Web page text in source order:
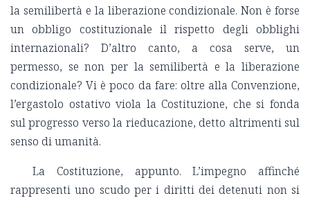
la semilibertà e la liberazione condizionale. Non è forse
un obbligo costituzionale il rispetto degli obblighi
internazionali? D’altro canto, a cosa serve, un
permesso, se non per la semilibertà e la liberazione
condizionale? Vi è poco da fare: oltre alla Convenzione,
l’ergastolo ostativo viola la Costituzione, che si fonda
sul progresso verso la rieducazione, detto altrimenti sul
senso di umanità.
La Costituzione, appunto. L’impegno affinché
rappresenti uno scudo per i diritti dei detenuti non si